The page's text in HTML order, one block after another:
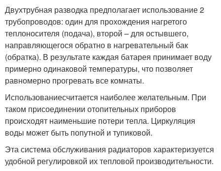
Двухтрубная разводка предполагает использование 2
трубопроводов: один для прохождения нагретого
теплоносителя (подача), второй – для остывшего,
направляющегося обратно в нагревательный бак
(обратка). В результате каждая батарея принимает воду
примерно одинаковой температуры, что позволяет
равномерно прогревать все комнаты.
Использованиесчитается наиболее желательным. При
таком присоединении отопительных приборов
происходят наименьшие потери тепла. Циркуляция
воды может быть попутной и тупиковой.
Эта система обслуживания радиаторов характеризуется
удобной регулировкой их тепловой производительности.